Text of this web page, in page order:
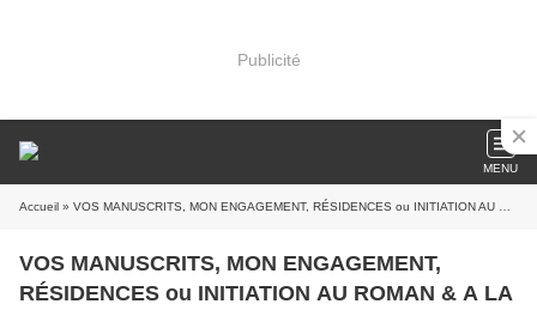
Publicité
MENU
Accueil » VOS MANUSCRITS, MON ENGAGEMENT, RÉSIDENCES ou INITIATION AU ROMAN & A LA NOUVELLE, FIN AOUT A CADAQUES OU BARCELONA
VOS MANUSCRITS, MON ENGAGEMENT,
RÉSIDENCES ou INITIATION AU ROMAN & A LA